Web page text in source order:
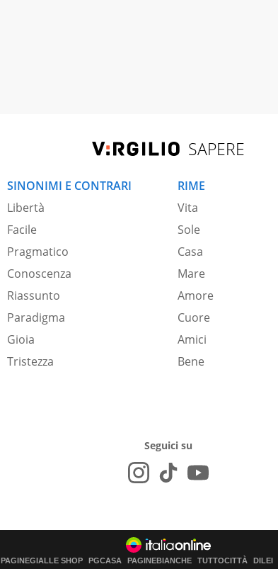
SAPERE
SINONIMI E CONTRARI
Libertà
Facile
Pragmatico
Conoscenza
Riassunto
Paradigma
Gioia
Tristezza
RIME
Vita
Sole
Casa
Mare
Amore
Cuore
Amici
Bene
Seguici su
PAGINEGIALLE SHOP PGCASA PAGINEBIANCHE TUTTOCITTÀ DILEI